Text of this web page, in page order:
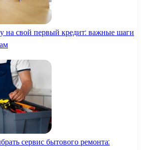
на свой первый кредит: важные шаги
сервис бытового ремонта: